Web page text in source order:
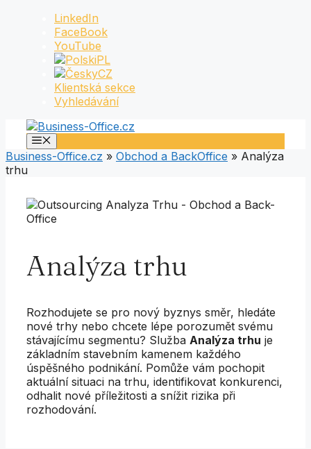
LinkedIn
FaceBook
YouTube
PL
CZ
Klientská sekce
Vyhledávání
Business-Office.cz » Obchod a BackOffice » Analýza
trhu
Analýza trhu
Rozhodujete se pro nový byznys směr, hledáte
nové trhy nebo chcete lépe porozumět svému
stávajícímu segmentu? Služba Analýza trhu je
základním stavebním kamenem každého
úspěšného podnikání. Pomůže vám pochopit
aktuální situaci na trhu, identifikovat konkurenci,
odhalit nové příležitosti a snížit rizika při
rozhodování.